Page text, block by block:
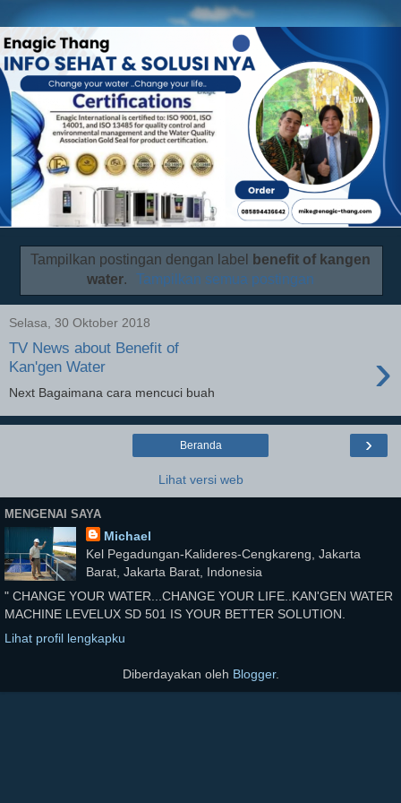
Tampilkan postingan dengan label
benefit of kangen
water. Tampilkan semua postingan
Selasa, 30 Oktober 2018
TV News about Benefit of
Kan'gen Water
›
Next Bagaimana cara mencuci buah
›
Beranda
Lihat versi web
MENGENAI SAYA
Michael
Kel Pegadungan-Kalideres-Cengkareng, Jakarta
Barat, Jakarta Barat, Indonesia
" CHANGE YOUR WATER...CHANGE YOUR LIFE..KAN'GEN WATER
MACHINE LEVELUX SD 501 IS YOUR BETTER SOLUTION.
Lihat profil lengkapku
Diberdayakan oleh Blogger.